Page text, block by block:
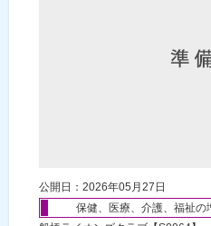
公開日：2026年05月27日
保健、医療、介護、福祉の